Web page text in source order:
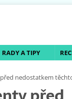
RADY A TIPY
před nedostatkem